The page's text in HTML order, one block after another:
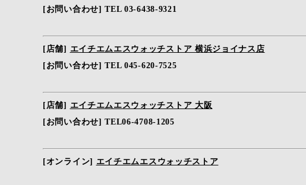
[お問い合わせ] TEL 03-6438-9321
[店舗] エイチエムエスウォッチストア 横浜ジョイナス店
[お問い合わせ] TEL 045-620-7525
[店舗] エイチエムエスウォッチストア 大阪
[お問い合わせ] TEL06-4708-1205
[オンライン] エイチエムエスウォッチストア